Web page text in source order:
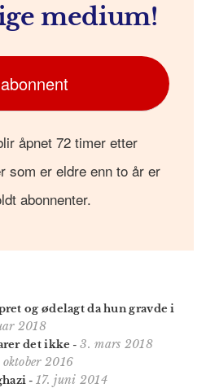
medium!
åpnet 72 timer etter
som er eldre enn to år er
abonnenter.
og ødelagt da hun gravde i
2018
det ikke -3. mars 2018
2016
-17. juni 2014